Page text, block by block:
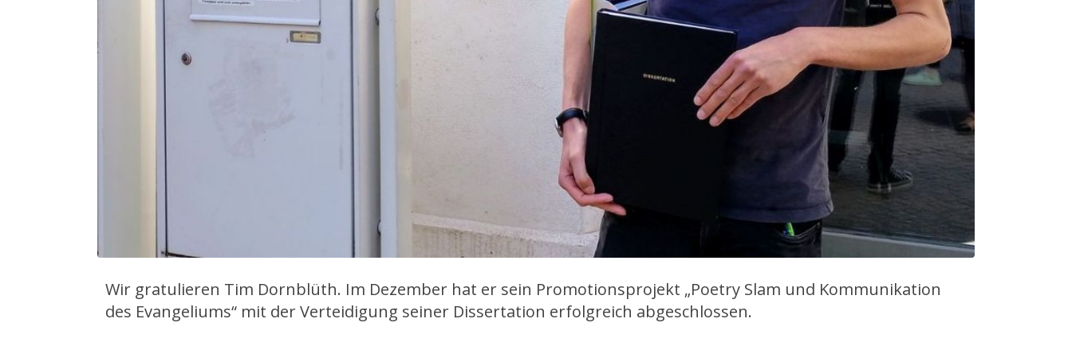
Wir gratulieren Tim Dornblüth. Im Dezember hat er sein Promotionsprojekt „Poetry Slam und Kommunikation
des Evangeliums“ mit der Verteidigung seiner Dissertation erfolgreich abgeschlossen.